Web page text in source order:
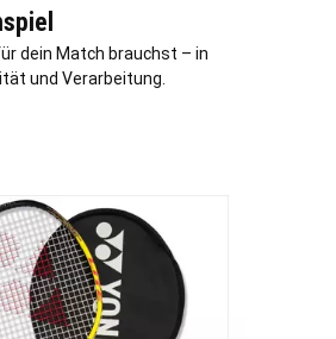
dein Match brauchst – in
und Verarbeitung.